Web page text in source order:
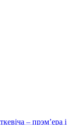
– прэм’ера і